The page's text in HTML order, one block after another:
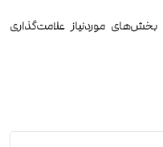
بخش‌های موردنیاز علامت‌گذاری